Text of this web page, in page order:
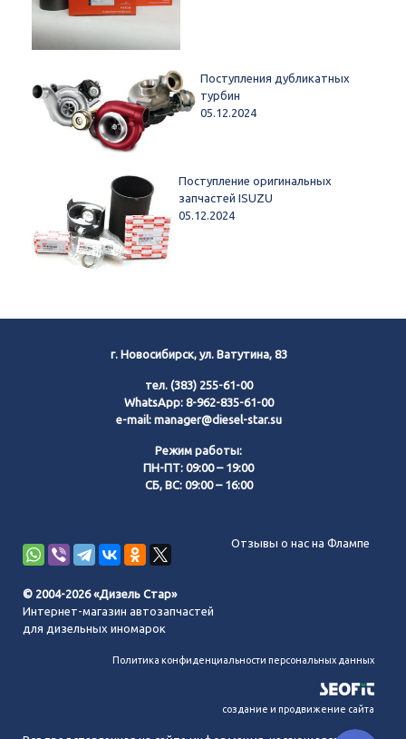
Поступления дубликатных
турбин
05.12.2024
Поступление оригинальных
запчастей ISUZU
05.12.2024
г. Новосибирск, ул. Ватутина, 83
тел. (383) 255-61-00
WhatsApp: 8-962-835-61-00
e-mail: manager@diesel-star.su
Режим работы:
ПН-ПТ: 09:00 – 19:00
СБ, ВС: 09:00 – 16:00
Отзывы о нас на Флампе
© 2004-2026 «Дизель Стар»
Интернет-магазин автозапчастей
для дизельных иномарок
Политика конфиденциальности персональных данных
создание и продвижение сайта